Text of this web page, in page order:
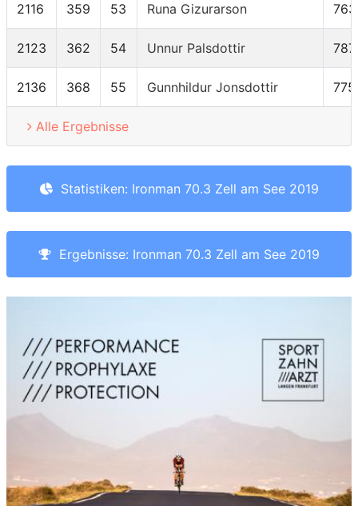
2116 359 53 Runa Gizurarson 763
2123 362 54 Unnur Palsdottir 787
2136 368 55 Gunnhildur Jonsdottir 775
Alle Ergebnisse
Statistiken: Ironman 70.3 Zell am See 2019
Ergebnisse: Ironman 70.3 Zell am See 2019